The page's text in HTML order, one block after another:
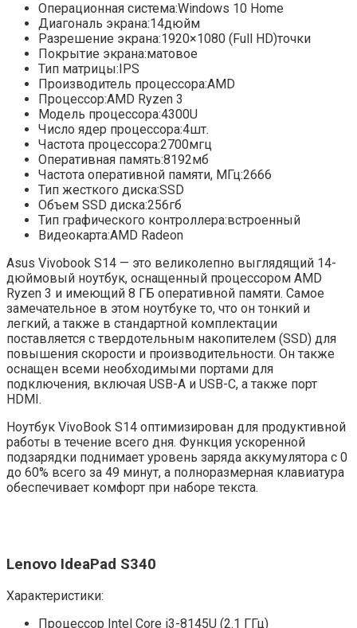
Операционная система:Windows 10 Home
Диагональ экрана:14дюйм
Разрешение экрана:1920×1080 (Full HD)точки
Покрытие экрана:матовое
Тип матрицы: IPS
Производитель процессора:AMD
Процессор:AMD Ryzen 3
Модель процессора:4300U
Число ядер процессора:4шт.
Частота процессора:2700мгц
Оперативная память:8192мб
Частота оперативной памяти, МГц:2666
Тип жесткого диска:SSD
Объем SSD диска:256гб
Тип графического контроллера:встроенный
Видеокарта:AMD Radeon
Asus Vivobook S14 — это великолепно выглядящий 14-
дюймовый ноутбук, оснащенный процессором AMD
Ryzen 3 и имеющий 8 ГБ оперативной памяти. Самое
замечательное в этом ноутбуке то, что он тонкий и
легкий, а также в стандартной комплектации
поставляется с твердотельным накопителем (SSD) для
повышения скорости и производительности. Он также
оснащен всеми необходимыми портами для
подключения, включая USB-A и USB-C, а также порт
HDMI.
Ноутбук VivoBook S14 оптимизирован для продуктивной
работы в течение всего дня. Функция ускоренной
подзарядки поднимает уровень заряда аккумулятора с 0
до 60% всего за 49 минут, а полноразмерная клавиатура
обеспечивает комфорт при наборе текста.
Lenovo IdeaPad S340
Характеристики:
Процессор Intel Core i3-8145U (2.1 ГГц)